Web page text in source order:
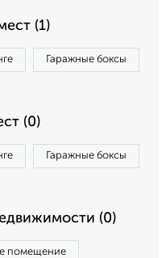
(1)
Гаражные боксы
(0)
Гаражные боксы
(0)
помещение